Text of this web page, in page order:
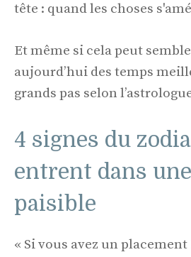
tête : quand les choses
Et même si cela peut
aujourd’hui des temps
grands pas selon
4 signes du
entrent dans
paisible
« Si vous avez un